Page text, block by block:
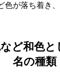
色が落ち着き、
ど和色
名の種類